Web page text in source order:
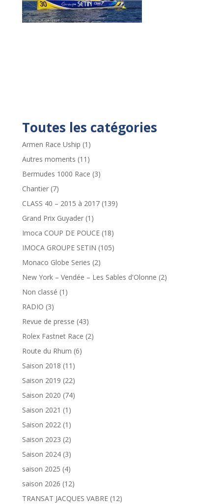
Toutes les catégories
Armen Race Uship (1)
Autres moments (11)
Bermudes 1000 Race (3)
Chantier(7)
CLASS 40 – 2015 à 2017(139)
Grand Prix Guyader(1)
Imoca COUP DE POUCE(18)
IMOCA GROUPE SETIN (105)
Monaco Globe Series (2)
New York – Vendée – Les Sables d'Olonne (2)
Non classé (1)
RADIO (3)
Revue de presse (43)
Rolex Fastnet Race (2)
Route du Rhum (6)
Saison 2018 (11)
Saison 2019 (22)
Saison 2020 (74)
Saison 2021 (1)
Saison 2022(1)
Saison 2023 (2)
Saison 2024(3)
saison 2025 (4)
saison 2026 (12)
TRANSAT JACQUES VABRE(12)